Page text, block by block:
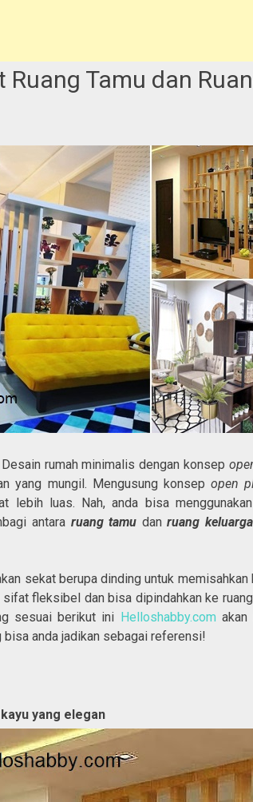
Ruang Tamu dan
rumah minimalis dengan konsep
yang mungil. Mengusung konsepopen
lebih luas. Nah, anda bisa
antara ruang tamu danruang keluarga
sekat berupa dinding untuk
fleksibel dan bisa dipindahkan ke
sesuai berikut ini Helloshabby.com akan
bisa anda jadikan sebagai referensi!
yang elegan